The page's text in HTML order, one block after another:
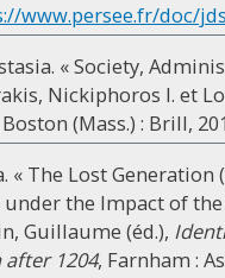
www.persee.fr/doc/
« Society,
Nickiphoros I. et
(Mass.) : Brill,
« The Lost Generation
the Impact of
Guillaume (éd.),
1204, Farnham :